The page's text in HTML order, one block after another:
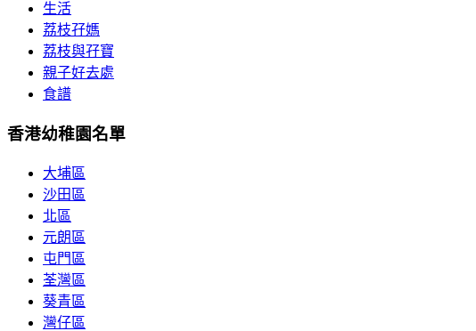
生活
荔枝孖媽
荔枝與孖寶
親子好去處
食譜
香港幼稚園名單
大埔區
沙田區
北區
元朗區
屯門區
荃灣區
葵青區
灣仔區